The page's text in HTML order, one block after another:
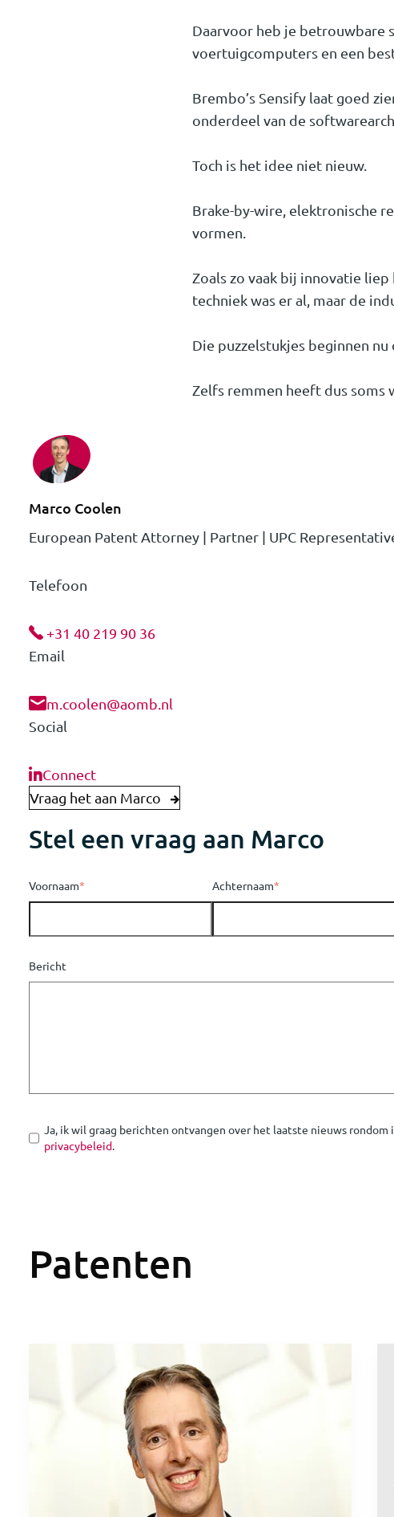
Daarvoor heb je betrouwbare
voertuigcomputers en een
Brembo’s Sensify laat goed
onderdeel van de
Toch is het idee niet nieuw.
Brake-by-wire, elektronische
vormen.
Zoals zo vaak bij innovatie
techniek was er al, maar de
Die puzzelstukjes beginnen
Zelfs remmen heeft dus soms
Marco Coolen
European Patent Attorney | Partner | UPC
Telefoon
+31 40 219 90 36
Email
m.coolen@aomb.nl
Social
Connect
Vraag het aan Marco
Stel een vraag aan Marco
Voornaam* Achternaam*
Bericht
Ja, ik wil graag berichten ontvangen over het laatste nieuws
privacybeleid.
Patenten